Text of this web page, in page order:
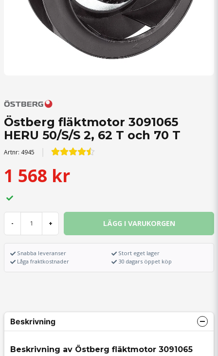
Östberg fläktmotor 3091065
HERU 50/S/S 2, 62 T och 70 T
Artnr: 4945
1 568 kr
- + LÄGG I VARUKORGEN
Snabba leveranser
Låga fraktkostnader
Stort eget lager
30 dagars öppet köp
Beskrivning
Beskrivning av Östberg fläktmotor 3091065